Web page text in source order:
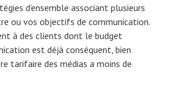
d’ensemble associant plusieurs
ou vos objectifs de communication.
à des clients dont le budget
est déjà conséquent, bien
tarifaire des médias a moins de